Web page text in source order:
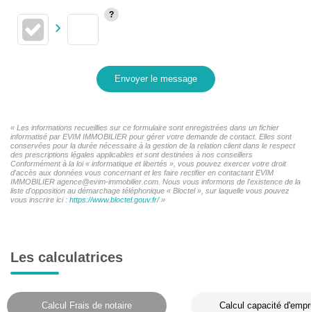
Envoyer le message
« Les informations recueillies sur ce formulaire sont enregistrées dans un fichier
informatisé par EVIM IMMOBILIER pour gérer votre demande de contact. Elles sont
conservées pour la durée nécessaire à la gestion de la relation client dans le respect
des prescriptions légales applicables et sont destinées à nos conseillers
Conformément à la loi « informatique et libertés », vous pouvez exercer votre droit
d'accès aux données vous concernant et les faire rectifier en contactant EVIM
IMMOBILIER agence@evim-immobilier.com. Nous vous informons de l'existence de la
liste d'opposition au démarchage téléphonique « Bloctel », sur laquelle vous pouvez
vous inscrire ici : https://www.bloctel.gouv.fr/»
Les calculatrices
Calcul Frais de notaire Calcul capacité